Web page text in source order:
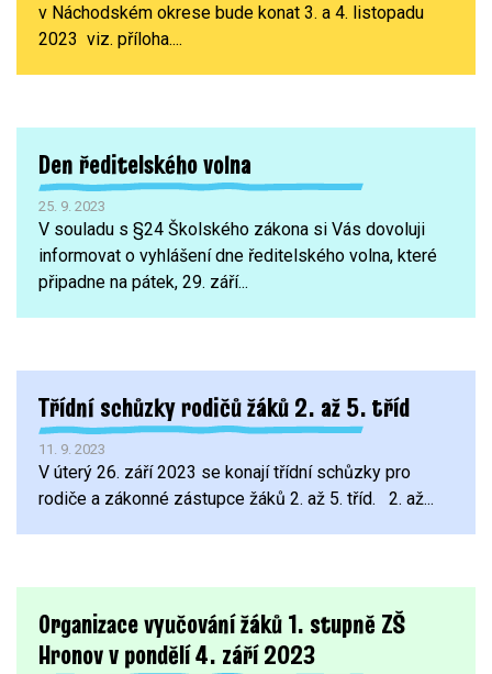
v Náchodském okrese bude konat 3. a 4. listopadu
2023 viz. příloha....
Den ředitelského volna
25. 9. 2023
V souladu s §24 Školského zákona si Vás dovoluji
informovat o vyhlášení dne ředitelského volna, které
připadne na pátek, 29. září...
Třídní schůzky rodičů žáků 2. až 5. tříd
11. 9. 2023
V úterý 26. září 2023 se konají třídní schůzky pro
rodiče a zákonné zástupce žáků 2. až 5. tříd. 2. až...
Organizace vyučování žáků 1. stupně ZŠ
Hronov v pondělí 4. září 2023